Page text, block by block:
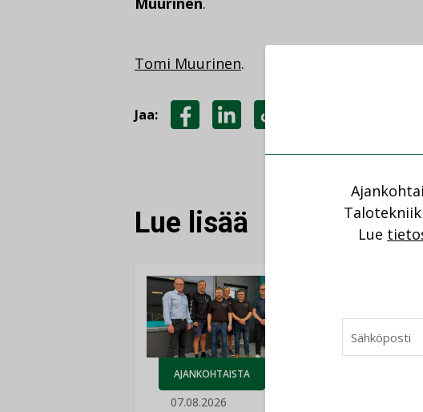
Tomi Muurinen.
Jaa:
FACEBOOKISSA
LINKEDINISSÄ
LINKKI
Lue lisää
AJANKOHTAISTA
07.08.2026
Lue